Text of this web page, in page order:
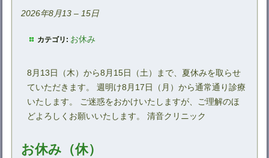
2026年8月13 –15日
カテゴリ: お休み
8月13日（木）から8月15日（土）まで、夏休みを取らせ
ていただきます。 週明け8月17日（月）から通常通り診療
いたします。 ご迷惑をおかけいたしますが、ご理解のほ
どよろしくお願いいたします。 清音クリニック
お休み（休）